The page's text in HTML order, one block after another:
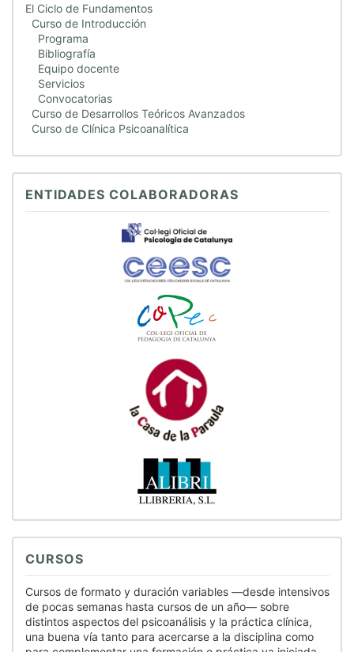
El Ciclo de Fundamentos
Curso de Introducción
Programa
Bibliografía
Equipo docente
Servicios
Convocatorias
Curso de Desarrollos Teóricos Avanzados
Curso de Clínica Psicoanalítica
ENTIDADES COLABORADORAS
CURSOS
Cursos de formato y duración variables —desde intensivos
de pocas semanas hasta cursos de un año— sobre
distintos aspectos del psicoanálisis y la práctica clínica,
una buena vía tanto para acercarse a la disciplina como